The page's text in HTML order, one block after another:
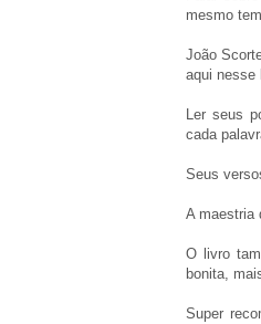
mesmo
João
aqui nesse
Ler seus
cada
Seus
A maestria
O livro
bonita,
Super